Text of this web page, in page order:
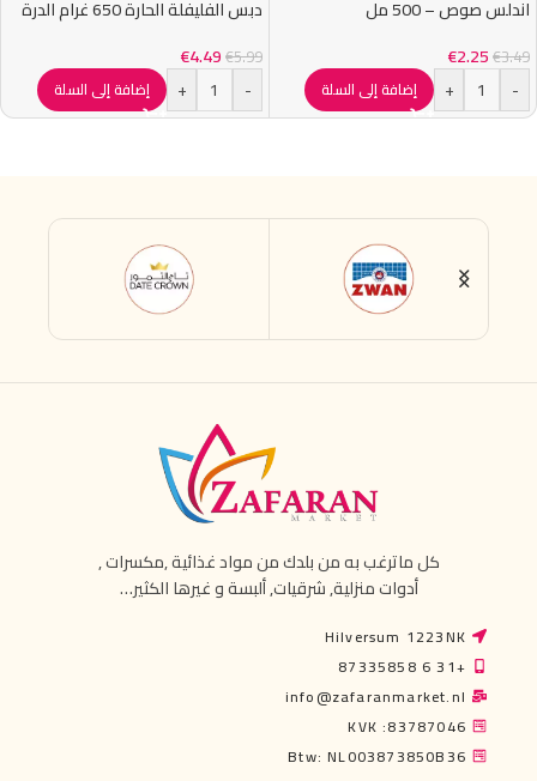
اندلس صوص – 500 مل
€3.49
€2.25
-
+ إضافة إلى السلة
دبس الفليفلة الحارة 650 غرام الدرة
€5.99
€4.49
-
+ إضافة إلى السلة
كل ماترغب به من بلدك من مواد غذائية ,مكسرات ,
أدوات منزلية, شرقيات, ألبسة و غيرها الكثير…
Hilversum 1223NK
+31 6 87335858
info@zafaranmarket.nl
KVK :83787046
Btw: NL003873850B36